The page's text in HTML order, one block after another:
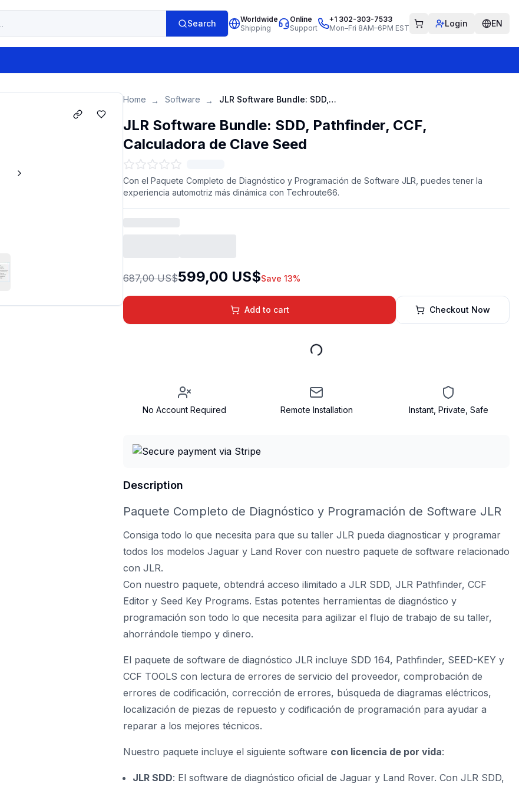
Search
Worldwide
Shipping
Online
Support
+1 302-303-7533
Mon–Fri 8AM–6PM EST
Login EN
Home → Software → JLR Software Bundle: SDD, Pathfinder, CCF, Calculadora de Clave Seed
JLR Software Bundle: SDD, Pathfinder, CCF,
Calculadora de Clave Seed
Con el Paquete Completo de Diagnóstico y Programación de Software JLR, puedes tener la
experiencia automotriz más dinámica con Techroute66.
687,00 US$599,00 US$Save 13%
Add to cart Checkout Now
No Account Required Remote Installation Instant, Private, Safe
Description
Paquete Completo de Diagnóstico y Programación de Software JLR
Consiga todo lo que necesita para que su taller JLR pueda diagnosticar y programar
todos los modelos Jaguar y Land Rover con nuestro paquete de software relacionado
con JLR.
Con nuestro paquete, obtendrá acceso ilimitado a JLR SDD, JLR Pathfinder, CCF
Editor y Seed Key Programs. Estas potentes herramientas de diagnóstico y
programación son todo lo que necesita para agilizar el flujo de trabajo de su taller,
ahorrándole tiempo y dinero.
El paquete de software de diagnóstico JLR incluye SDD 164, Pathfinder, SEED-KEY y
CCF TOOLS con lectura de errores de servicio del proveedor, comprobación de
errores de codificación, corrección de errores, búsqueda de diagramas eléctricos,
localización de piezas de repuesto y codificación de programación para ayudar a
reparar a los mejores técnicos.
Nuestro paquete incluye el siguiente software con licencia de por vida:
JLR SDD: El software de diagnóstico oficial de Jaguar y Land Rover. Con JLR SDD,